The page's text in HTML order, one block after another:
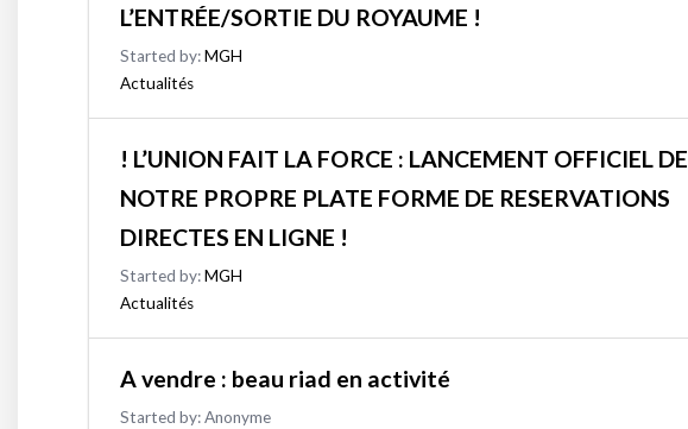
L’ENTRÉE/SORTIE DU ROYAUME !
Started by:MGH
Actualités
! L’UNION FAIT LA FORCE : LANCEMENT OFFICIEL DE
NOTRE PROPRE PLATE FORME DE RESERVATIONS
DIRECTES EN LIGNE !
Started by:MGH
Actualités
A vendre : beau riad en activité
Started by:Anonyme